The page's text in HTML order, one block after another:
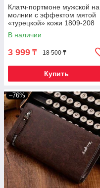
Клатч-портмоне мужской на
молнии с эффектом мятой
«турецкой» кожи 1809-208
(Шоколадный)
В наличии
3 999 ₸ 18 500 ₸
Купить
–76%